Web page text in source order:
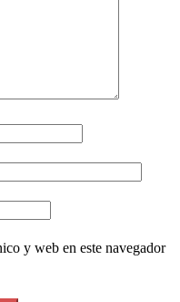
y web en este navegador